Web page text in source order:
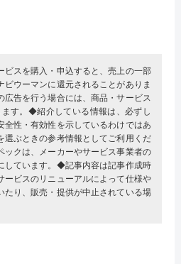
スを購入・申込すると、売上の一部
ウーマンに還元されることがありま
告を行う場合には、商品・サービス
す。◆紹介している情報は、必ずし
全性・有効性を示しているわけではあ
選ぶときの参考情報としてご利用くだ
クは、メーカーやサービス事業者の
しています。◆記事内容は記事作成時
ービスのリニューアルによって仕様や
たり、販売・提供が中止されている場